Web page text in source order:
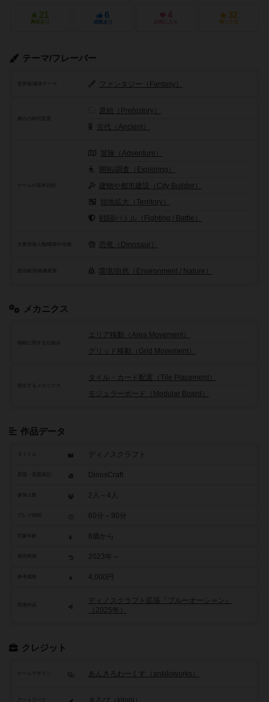
21
興味あり
6
経験あり
4
お気に入り
32
持ってる
テーマ/フレーバー
世界観/基本テーマ ファンタジー（Fantasy）
舞台の時代背景
原始（Prehistory）
古代（Ancient）
冒険（Adventure）
開拓/調査（Exploring）
建物や都市建設（City Builder）
領地拡大（Territory）
戦闘/バトル（Fighting / Battle）
恐竜（Dinosaur）
政治経済/各種産業 環境/自然（Environment / Nature）
メカニクス
移動に関する仕組み
エリア移動（Area Movement）
グリッド移動（Grid Movement）
頻出するメカニクス
タイル・カード配置（Tile Placement）
モジュラーボード（Modular Board）
作品データ
タイトル ディノスクラフト
原題・英題表記 DinosCraft
参加人数 2人～4人
60分～90分
対象年齢 8歳から
2023年～
参考価格 4,000円
関連作品
ディノスクラフト拡張『ブルーオーシャン』
（2025年）
クレジット
ゲームデザイン あんきろわーくす（ankiloworks）
アートワーク きろぴ（kilopi）